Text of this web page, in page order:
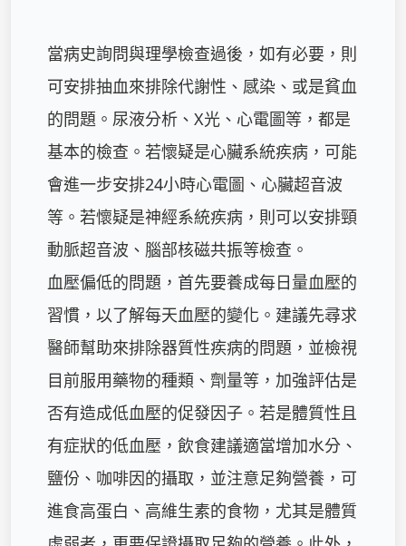
當病史詢問與理學檢查過後，如有必要，則
可安排抽血來排除代謝性、感染、或是貧血
的問題。尿液分析、X光、心電圖等，都是
基本的檢查。若懷疑是心臟系統疾病，可能
會進一步安排24小時心電圖、心臟超音波
等。若懷疑是神經系統疾病，則可以安排頸
動脈超音波、腦部核磁共振等檢查。
血壓偏低的問題，首先要養成每日量血壓的
習慣，以了解每天血壓的變化。建議先尋求
醫師幫助來排除器質性疾病的問題，並檢視
目前服用藥物的種類、劑量等，加強評估是
否有造成低血壓的促發因子。若是體質性且
有症狀的低血壓，飲食建議適當增加水分、
鹽份、咖啡因的攝取，並注意足夠營養，可
進食高蛋白、高維生素的食物，尤其是體質